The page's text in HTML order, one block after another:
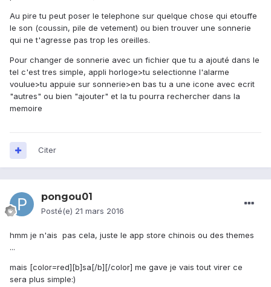
Au pire tu peut poser le telephone sur quelque chose qui etouffe
le son (coussin, pile de vetement) ou bien trouver une sonnerie
qui ne t'agresse pas trop les oreilles.
Pour changer de sonnerie avec un fichier que tu a ajouté dans le
tel c'est tres simple, appli horloge>tu selectionne l'alarme
voulue>tu appuie sur sonnerie>en bas tu a une icone avec ecrit
"autres" ou bien "ajouter" et la tu pourra rechercher dans la
memoire
Citer
pongou01
Posté(e) 21 mars 2016
hmm je n'ais pas cela, juste le app store chinois ou des themes
...
mais [color=red][b]sa[/b][/color] me gave je vais tout virer ce
sera plus simple:)